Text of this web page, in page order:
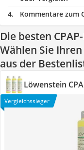
Kommentare zum
Die besten
Wählen Sie
aus der
Löwenstein
Vergleichssieger